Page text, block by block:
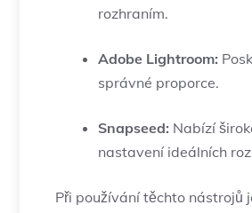
‌rozhraním.
Adobe ​Lightroom:
správné proporce.
Snapseed: ⁤Nabízí
nastavení ⁢ideálních
Při​ používání těchto ​nástrojů